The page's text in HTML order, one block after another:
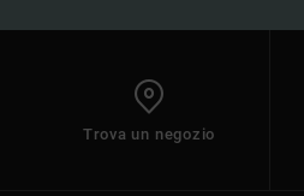
Trova un negozio